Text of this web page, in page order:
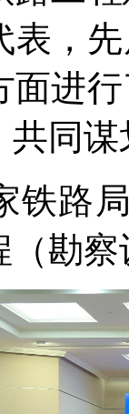
表，
面进
同
路局
勘